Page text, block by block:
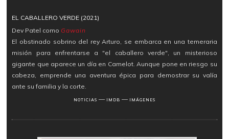
EL CABALLERO VERDE (2021)
Dev Patel como Gawain
El obstinado sobrino del rey Arturo, se embarca en una temeraria
misión para enfrentarse a "el caballero verde", un misterioso
gigante que aparece un día en Camelot. Aunque pone en riesgo su
cabeza, emprende una aventura épica para demostrar su valía
ante su familia y la corte.
NOTICIAS ― IMDB ― IMÁGENES